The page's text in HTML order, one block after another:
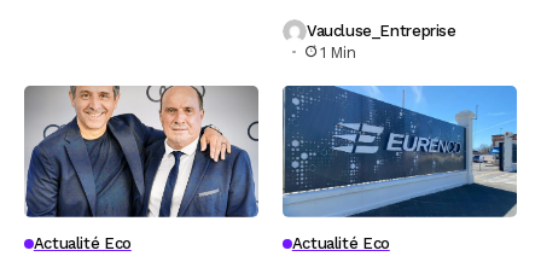
Vaucluse_Entreprise
1 Min
Actualité Eco Actualité Eco